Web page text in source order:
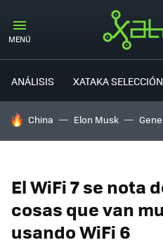
MENÚ
ANÁLISIS XATAKA SELECCIÓN
HOY SE HABLA DE
China Elon Musk
El WiFi 7 se nota
cosas que van
usando WiFi 6